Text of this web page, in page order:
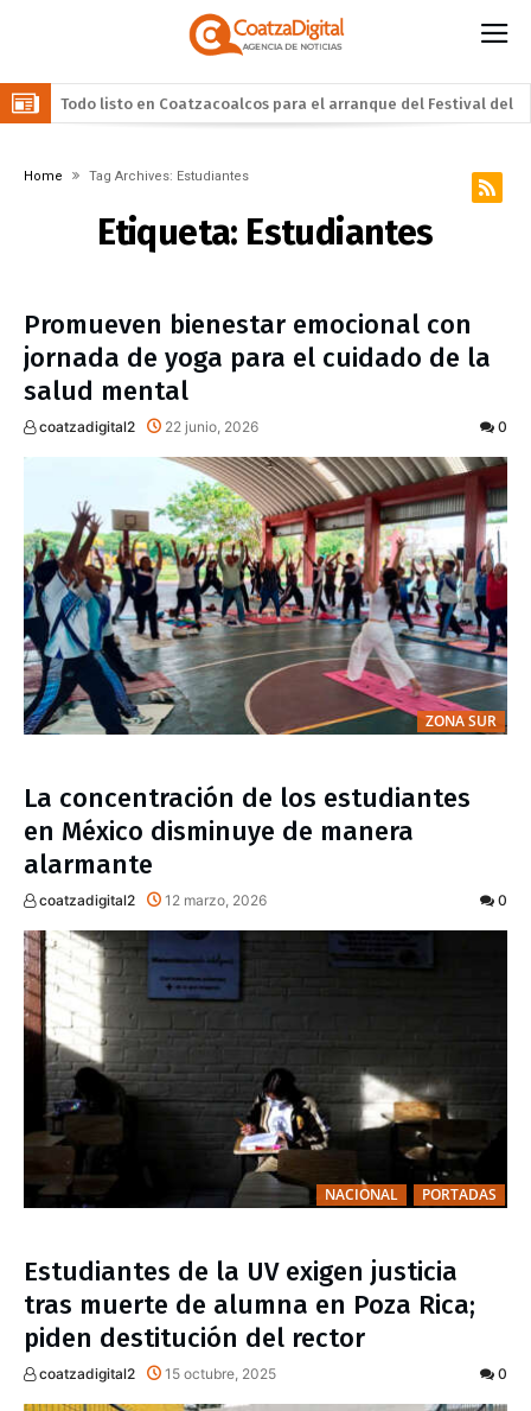
Llama Gobierno Municipal a la sana convivencia: continuarán
Miguel y Sonia Marie responden a petición de familia
Impulsa Gobierno de Coatzacoalcos economía local con
espacios gratuitos para el Festival del Mar
Posible impacto lunar de basura espacial reabre debate sobre
Home Tag Archives: Estudiantes
Etiqueta: Estudiantes
Promueven bienestar emocional con
jornada de yoga para el cuidado de la
salud mental
coatzadigital2 22 junio, 2026 0
ZONA SUR
La concentración de los estudiantes
en México disminuye de manera
alarmante
coatzadigital2 12 marzo, 2026 0
NACIONAL PORTADAS
Estudiantes de la UV exigen justicia
tras muerte de alumna en Poza Rica;
piden destitución del rector
coatzadigital2 15 octubre, 2025 0